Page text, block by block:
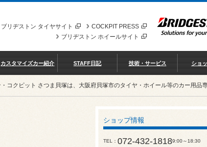
COCKPIT PRESS
ブリヂストン タイヤサイト
ブリヂストン ホイールサイト
カスタマイズカー紹介 STAFF日記 技術・サービス ショ
コクピット さつま貝塚は、大阪府貝塚市のタイヤ・ホイール等のカー用品専
ショップ情報
TEL 072-432-18189:00～18:30